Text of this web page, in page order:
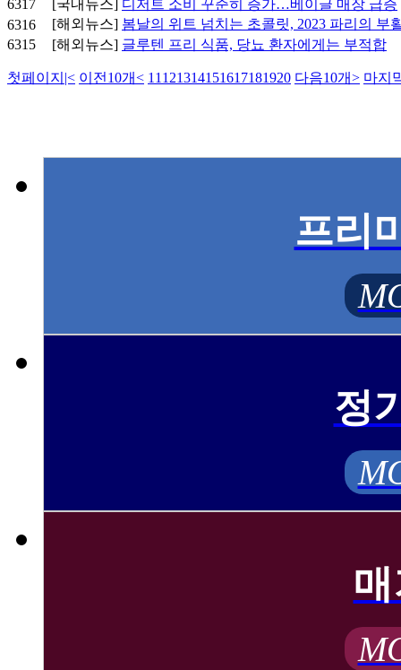
6317 [국내뉴스] 디저트 소비 꾸준히 증가…베이글 매장 급증
6316
[해외뉴스] 봄날의 위트 넘치는 초콜릿, 2023 파리의 부
6315
[해외뉴스] 글루텐 프리 식품, 당뇨 환자에게는 부적합
첫페이지 |< 이전10개< 11 121314151617181920 다음10개> 마지
프리
정